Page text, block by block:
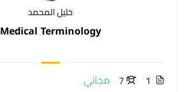
خليل المحمد
Medical Terminology
1
7 مجاني